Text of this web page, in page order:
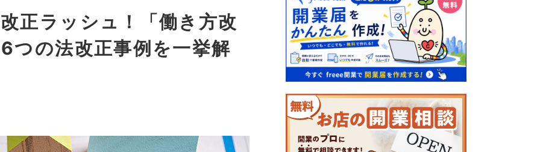
正ラッシュ！「働き方改
つの法改正事例を一挙解